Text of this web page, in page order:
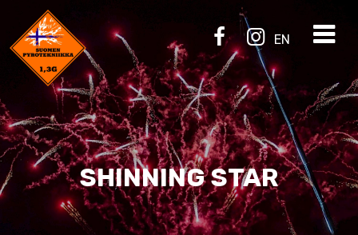
EN
SHINNING STAR